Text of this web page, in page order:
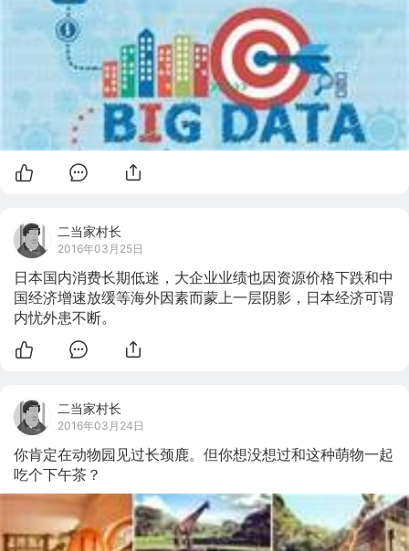
二当家村长
2016年03月25日
日本国内消费长期低迷，大企业业绩也因资源价格下跌和中
国经济增速放缓等海外因素而蒙上一层阴影，日本经济可谓
内忧外患不断。
二当家村长
2016年03月24日
你肯定在动物园见过长颈鹿。但你想没想过和这种萌物一起
吃个下午茶？